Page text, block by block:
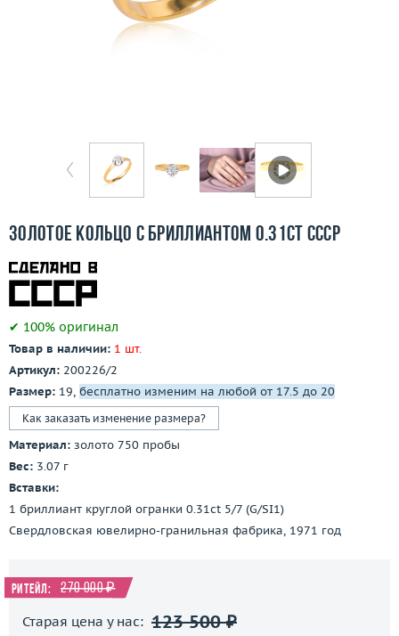
Бесплатная доставка
Контакты
Золотое кольцо с бриллиантом 0.31ct СССР
✔ 100% оригинал
Товар в наличии: 1 шт.
Артикул: 200226/2
Размер: 19, бесплатно изменим на любой от 17.5 до 20
Как заказать изменение размера?
Материал: золото 750 пробы
Вес: 3.07 г
Вставки:
1 бриллиант круглой огранки 0.31ct 5/7 (G/SI1)
Свердловская ювелирно-гранильная фабрика, 1971 год
Ритейл: 270 000 ₽
Старая цена у нас: 123 500 ₽